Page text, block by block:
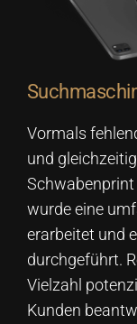
Vormals
und
Schwabenprint
wurde eine
erarbeitet und
durchgeführt.
Vielzahl
Kunden